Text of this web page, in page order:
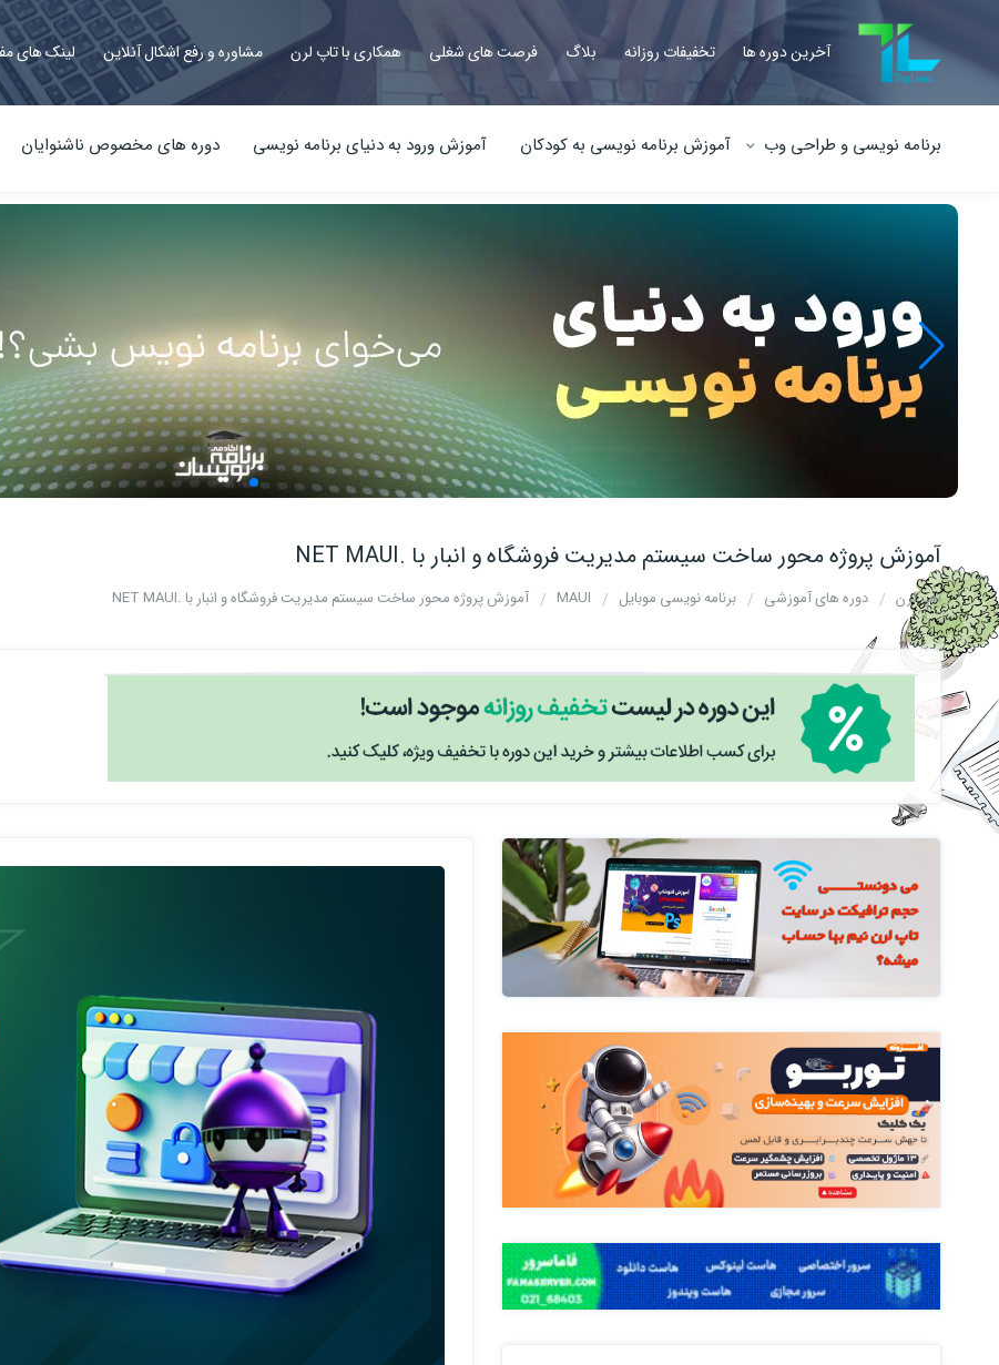
آخرین دوره ها تخفیفات روزانه بلاگ فرصت های شغلی همکاری با تاپ لرن مشاوره و رفع اشکال آنلاین لینک های
برنامه نویسی و طراحی وب آموزش برنامه نویسی به کودکان آموزش ورود به دنیای برنامه نویسی دوره های مخصوص ناشنوایان
آموزش پروژه‌ محور ساخت سیستم مدیریت فروشگاه و انبار با .NET MAUI
تاپ لرن دوره های آموزشی برنامه نویسی موبایل MAUI آموزش پروژه‌ محور ساخت سیستم مدیریت فروشگاه و انبار با .NET MAUI